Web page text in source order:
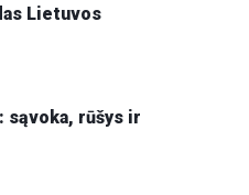
Lietuvos
sąvoka, rūšys ir